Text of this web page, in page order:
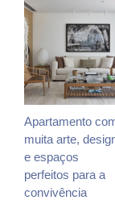
Apartamento
muita arte,
e espaços
perfeitos para a
convivência